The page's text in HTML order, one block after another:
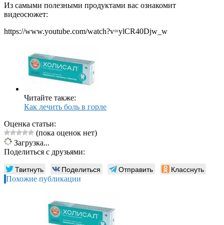
Из самыми полезными продуктами вас ознакомит
видеосюжет:
https://www.youtube.com/watch?v=ylCR40Djw_w
Читайте также:
Как лечить боль в горле
Оценка статьи:
(пока оценок нет)
Загрузка...
Поделиться с друзьями:
Твитнуть Поделиться Отправить Класснуть
Похожие публикации